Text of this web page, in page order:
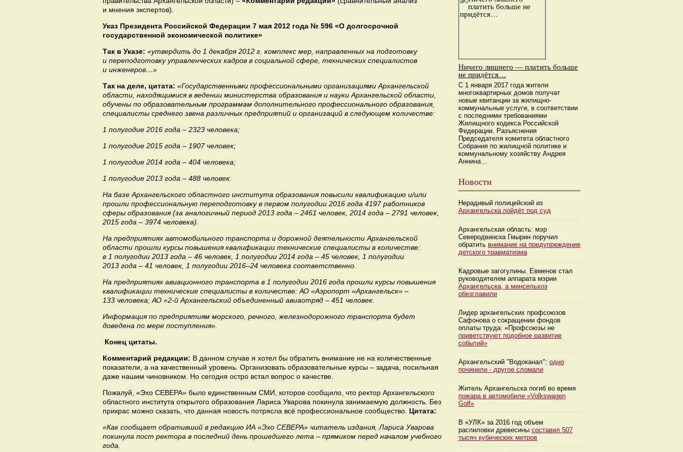
и мнения экспертов).
Указ Президента Российской Федерации 7 мая 2012 года № 596 «О долгосрочной
государственной экономической политике»
Так в Указе: «утвердить до 1 декабря 2012 г. комплекс мер, направленных на подготовку
и переподготовку управленческих кадров в социальной сфере, технических специалистов
и инженеров…»
Так на деле, цитата: «Государственными профессиональными организациями Архангельской
области, находящимися в ведении министерства образования и науки Архангельской области,
обучены по образовательным программам дополнительного профессионального образования,
специалисты среднего звена различных предприятий и организаций в следующем количестве:
1 полугодие 2016 года – 2323 человека;
1 полугодие 2015 года – 1907 человек;
1 полугодие 2014 года – 404 человека;
1 полугодие 2013 года – 488 человек.
На базе Архангельского областного института образования повысили квалификацию и/или
прошли профессиональную переподготовку в первом полугодии 2016 года 4197 работников
сферы образования (за аналогичный период 2013 года – 2461 человек, 2014 года – 2791 человек,
2015 года – 3974 человека).
На предприятиях автомобильного транспорта и дорожной деятельности Архангельской
области прошли курсы повышения квалификации технические специалисты в количестве:
в 1 полугодии 2013 года – 46 человек, 1 полугодии 2014 года – 45 человек, 1 полугодии
2013 года – 41 человек, 1 полугодии 2016–24 человека соответственно.
На предприятиях авиационного транспорта в 1 полугодии 2016 года прошли курсы повышения
квалификации технические специалисты в количестве: АО «Аэропорт «Архангельск» –
133 человека; АО «2‑й Архангельский объединенный авиаотряд – 451 человек.
Информация по предприятиям морского, речного, железнодорожного транспорта будет
доведена по мере поступления».
Конец цитаты.
Комментарий редакции: В данном случае я хотел бы обратить внимание не на количественные
показатели, а на качественный уровень. Организовать образовательные курсы – задача, посильная
даже нашим чиновником. Но сегодня остро встал вопрос о качестве.
Пожалуй, «Эхо СЕВЕРА» было единственным СМИ, которое сообщило, что ректор Архангельского
областного института открытого образования Лариса Уварова покинула занимаемую должность. Без
прикрас можно сказать, что данная новость потрясла всё профессиональное сообщество. Цитата:
«Как сообщает обративший в редакцию ИА «Эхо СЕВЕРА» читатель издания, Лариса Уварова
покинула пост ректора в последний день прошедшего лета – прямиком перед началом учебного
года.
Ничего лишнего — платить больше
не придётся…
С 1 января 2017 года жители
многоквартирных домов получат
новые квитанции за жилищно-
коммунальные услуги, в соответствии
с последними требованиями
Жилищного кодекса Российской
Федерации. Разъяснения
Председателя комитета областного
Собрания по жилищной политике и
коммунальному хозяйству Андрея
Аннина…
Новости
Нерадивый полицейский из
Архангельска пойдёт под суд
Архангельская область: мэр
Северодвинска Гмырин поручил
обратить внимание на предупреждение
детского травматизма
Кадровые загогулины. Евменов стал
руководителем аппарата мэрии
Архангельска, а минсельхоз
обезглавили
Лидер архангельских профсоюзов
Сафонова о сокращении фондов
оплаты труда: «Профсоюзы не
приветствуют подобное развитие
событий»
Архангельский "Водоканал": одно
починили - другое сломали
Житель Архангельска погиб во время
пожара в автомобиле «Volkswagen
Golf»
В «УЛК» за 2016 год объем
распиловки древесины составил 507
тысяч кубических метров